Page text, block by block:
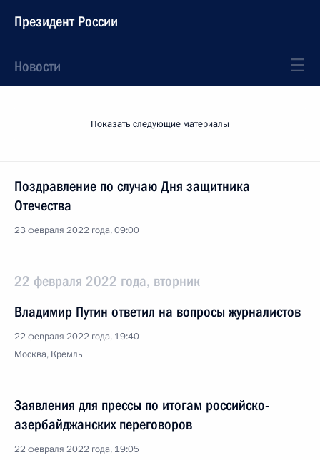
Президент России
Новости
Показать следующие материалы
Поздравление по случаю Дня защитника
Отечества
23 февраля 2022 года, 09:00
22 февраля 2022 года, вторник
Владимир Путин ответил на вопросы журналистов
22 февраля 2022 года, 19:40
Москва, Кремль
Заявления для прессы по итогам российско-
азербайджанских переговоров
22 февраля 2022 года, 19:05